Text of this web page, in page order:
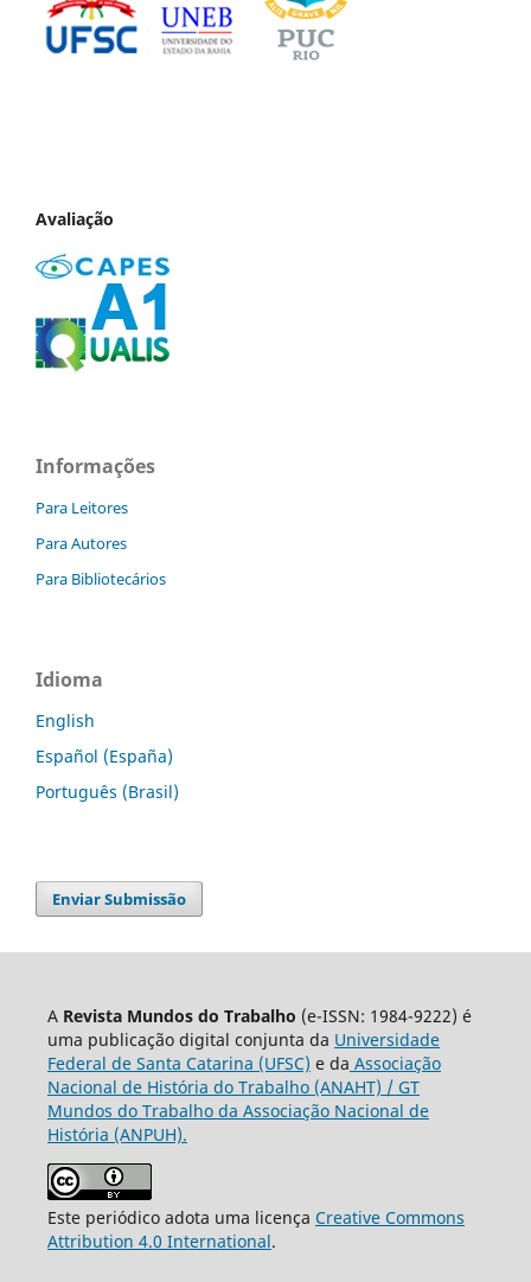
Avaliação
Informações
Para Leitores
Para Autores
Para Bibliotecários
Idioma
English
Español (España)
Português (Brasil)
Enviar Submissão
A Revista Mundos do Trabalho (e-ISSN: 1984-9222) é
uma publicação digital conjunta da Universidade
Federal de Santa Catarina (UFSC) e da Associação
Nacional de História do Trabalho (ANAHT) / GT
Mundos do Trabalho da Associação Nacional de
História (ANPUH).
Este periódico adota uma licença Creative Commons
Attribution 4.0 International.